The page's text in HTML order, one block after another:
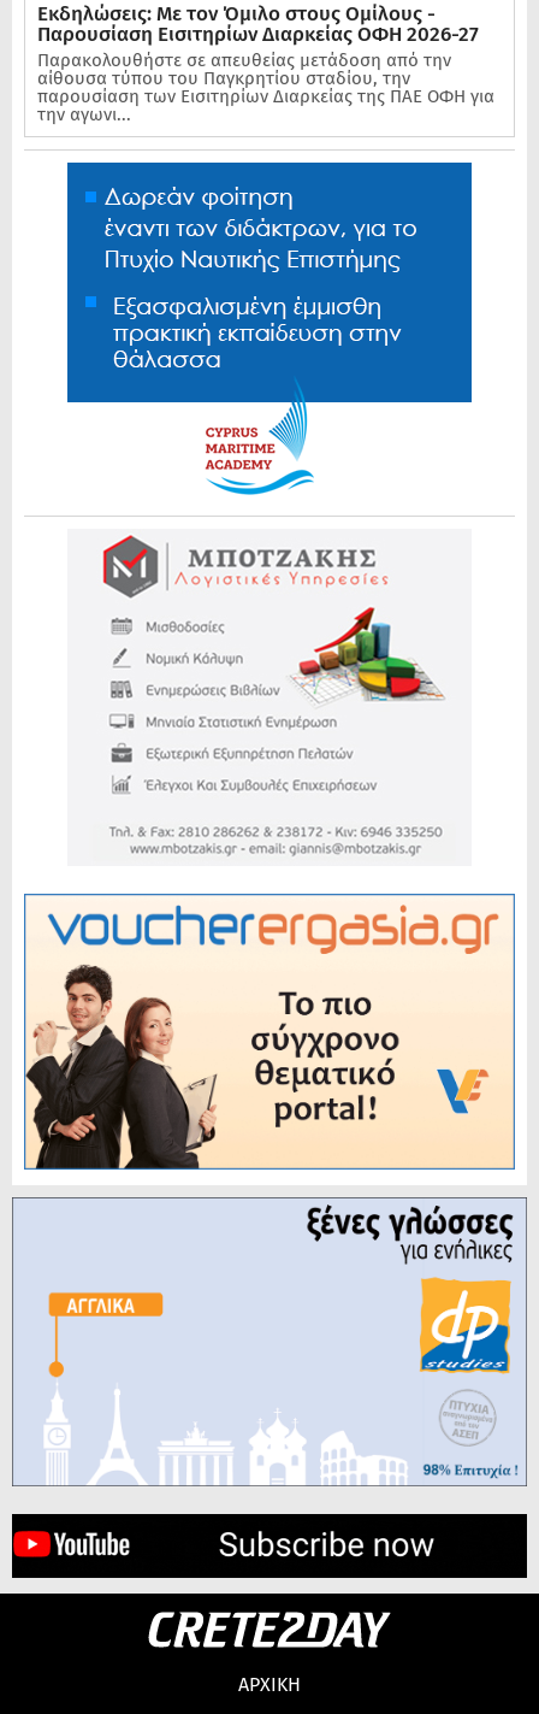
Εκδηλώσεις: Με τον Όμιλο στους Ομίλους -
Παρουσίαση Εισιτηρίων Διαρκείας ΟΦΗ 2026-27
Παρακολουθήστε σε απευθείας μετάδοση από την
αίθουσα τύπου του Παγκρητίου σταδίου, την
παρουσίαση των Εισιτηρίων Διαρκείας της ΠΑΕ ΟΦΗ για
την αγωνι...
ΑΡΧΙΚΗ